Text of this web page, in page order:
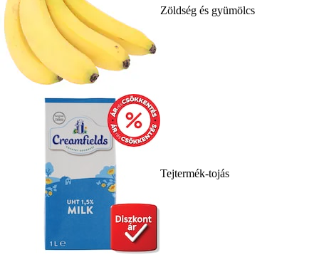
Zöldség és gyümölcs
Tejtermék-tojás